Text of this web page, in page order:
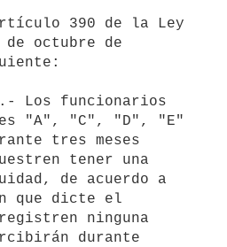
390 de la Ley
de octubre de
"A", "C", "D", "E"
tener una
que dicte el
durante